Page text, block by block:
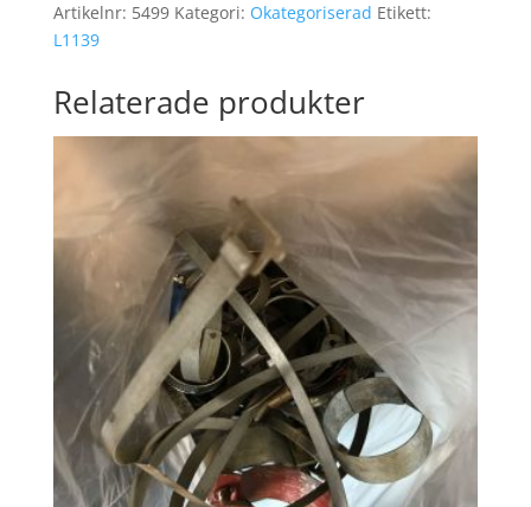
Artikelnr: 5499 Kategori: Okategoriserad Etikett:
L1139
Relaterade produkter